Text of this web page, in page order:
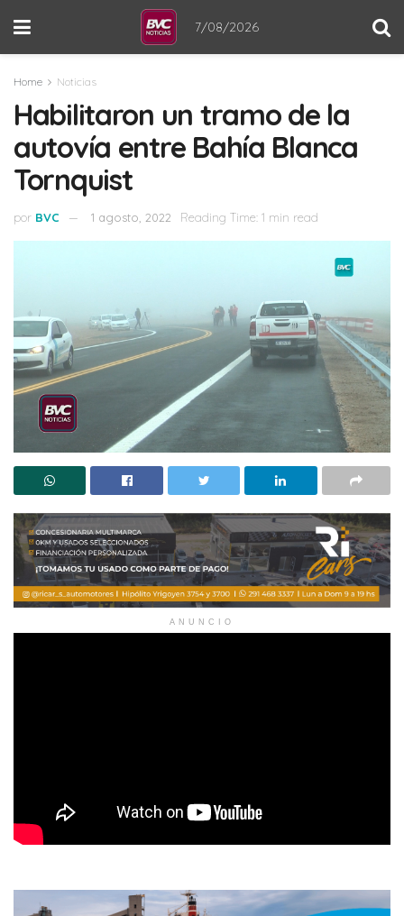
7/08/2026
Home Noticias
Habilitaron un tramo de la
autovía entre Bahía Blanca
Tornquist
por BVC 1 agosto, 2022 Reading Time: 1 min read
ANUNCIO